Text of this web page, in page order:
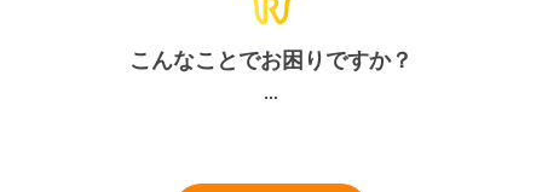
こんなことでお困りですか？